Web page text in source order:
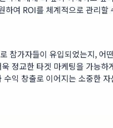
여 ROI를 체계적으로 관리할
참가자들이 유입되었는지, 어
정교한 타겟 마케팅을 가능하
익 창출로 이어지는 소중한